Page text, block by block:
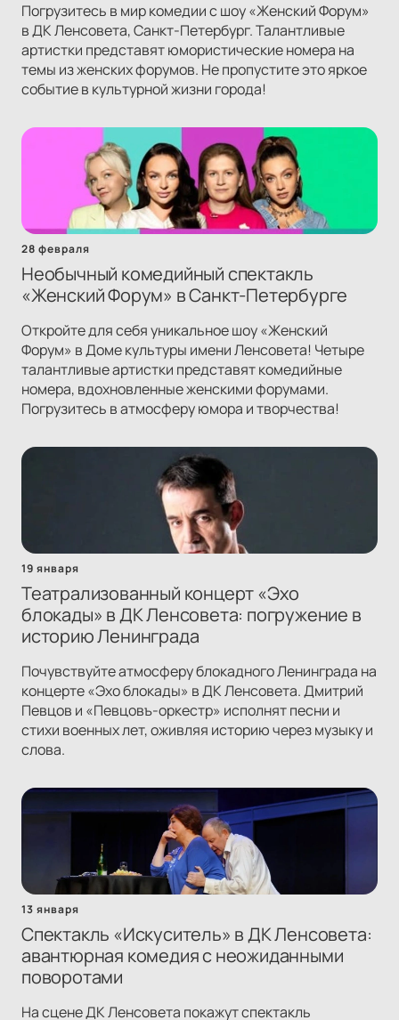
Погрузитесь в мир комедии с шоу «Женский Форум»
в ДК Ленсовета, Санкт-Петербург. Талантливые
артистки представят юмористические номера на
темы из женских форумов. Не пропустите это яркое
событие в культурной жизни города!
28 февраля
Необычный комедийный спектакль
«Женский Форум» в Санкт-Петербурге
Откройте для себя уникальное шоу «Женский
Форум» в Доме культуры имени Ленсовета! Четыре
талантливые артистки представят комедийные
номера, вдохновленные женскими форумами.
Погрузитесь в атмосферу юмора и творчества!
19 января
Театрализованный концерт «Эхо
блокады» в ДК Ленсовета: погружение в
историю Ленинграда
Почувствуйте атмосферу блокадного Ленинграда на
концерте «Эхо блокады» в ДК Ленсовета. Дмитрий
Певцов и «Певцовъ-оркестр» исполнят песни и
стихи военных лет, оживляя историю через музыку и
слова.
13 января
Спектакль «Искуситель» в ДК Ленсовета:
авантюрная комедия с неожиданными
поворотами
На сцене ДК Ленсовета покажут спектакль